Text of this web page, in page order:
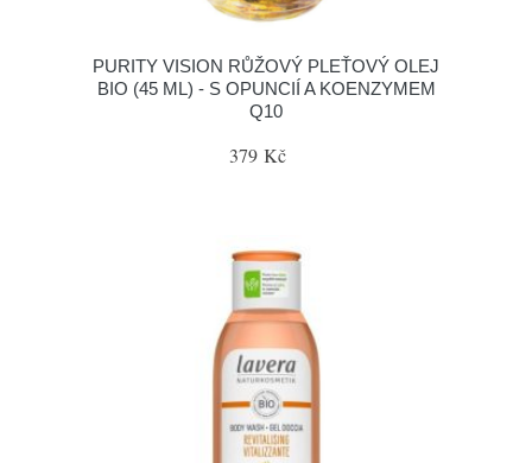
PURITY VISION RŮŽOVÝ PLEŤOVÝ OLEJ
BIO (45 ML) - S OPUNCIÍ A KOENZYMEM
Q10
379 Kč